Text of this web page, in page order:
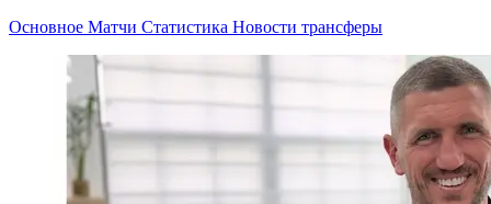
Основное Матчи Статистика Новости трансферы